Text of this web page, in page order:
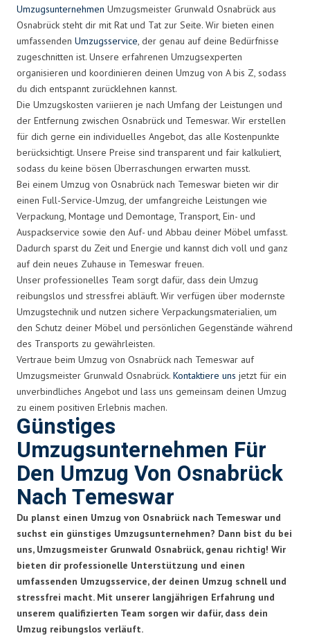
Umzugsunternehmen Umzugsmeister Grunwald Osnabrück aus
Osnabrück steht dir mit Rat und Tat zur Seite. Wir bieten einen
umfassenden Umzugsservice, der genau auf deine Bedürfnisse
zugeschnitten ist. Unsere erfahrenen Umzugsexperten
organisieren und koordinieren deinen Umzug von A bis Z, sodass
du dich entspannt zurücklehnen kannst.
Die Umzugskosten variieren je nach Umfang der Leistungen und
der Entfernung zwischen Osnabrück und Temeswar. Wir erstellen
für dich gerne ein individuelles Angebot, das alle Kostenpunkte
berücksichtigt. Unsere Preise sind transparent und fair kalkuliert,
sodass du keine bösen Überraschungen erwarten musst.
Bei einem Umzug von Osnabrück nach Temeswar bieten wir dir
einen Full-Service-Umzug, der umfangreiche Leistungen wie
Verpackung, Montage und Demontage, Transport, Ein- und
Auspackservice sowie den Auf- und Abbau deiner Möbel umfasst.
Dadurch sparst du Zeit und Energie und kannst dich voll und ganz
auf dein neues Zuhause in Temeswar freuen.
Unser professionelles Team sorgt dafür, dass dein Umzug
reibungslos und stressfrei abläuft. Wir verfügen über modernste
Umzugstechnik und nutzen sichere Verpackungsmaterialien, um
den Schutz deiner Möbel und persönlichen Gegenstände während
des Transports zu gewährleisten.
Vertraue beim Umzug von Osnabrück nach Temeswar auf
Umzugsmeister Grunwald Osnabrück. Kontaktiere uns jetzt für ein
unverbindliches Angebot und lass uns gemeinsam deinen Umzug
zu einem positiven Erlebnis machen.
Günstiges
Umzugsunternehmen Für
Den Umzug Von Osnabrück
Nach Temeswar
Du planst einen Umzug von Osnabrück nach Temeswar und
suchst ein günstiges Umzugsunternehmen? Dann bist du bei
uns, Umzugsmeister Grunwald Osnabrück, genau richtig! Wir
bieten dir professionelle Unterstützung und einen
umfassenden Umzugsservice, der deinen Umzug schnell und
stressfrei macht. Mit unserer langjährigen Erfahrung und
unserem qualifizierten Team sorgen wir dafür, dass dein
Umzug reibungslos verläuft.